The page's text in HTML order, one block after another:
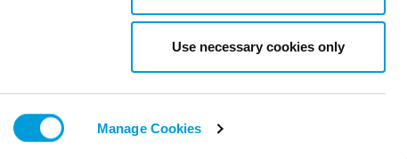
Manage Cookies
Use necessary cookies only